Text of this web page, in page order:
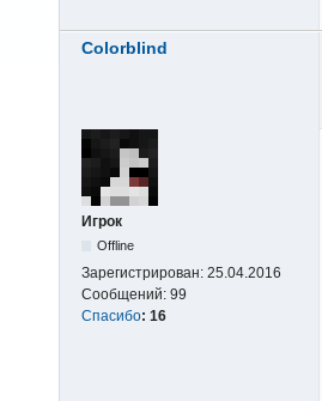
Colorblind
Игрок
Offline
Зарегистрирован: 25.04.2016
Сообщений: 99
Спасибо: 16